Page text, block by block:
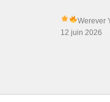
Werever
12 juin 2026